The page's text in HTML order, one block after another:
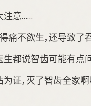
注意……
不欲生，还导致了
生都说智齿可能有点
，灭了智齿全家啊啊